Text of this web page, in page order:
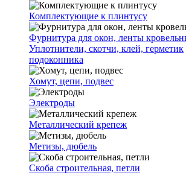
Комплектующие к плинтусу
Фурнитура для окон, ленты
Уплотнители, скотчи, клей, герметик
подоконника
Хомут, цепи, подвес
Электроды
Металлический крепеж
Метизы, дюбель
Скоба строительная, петли